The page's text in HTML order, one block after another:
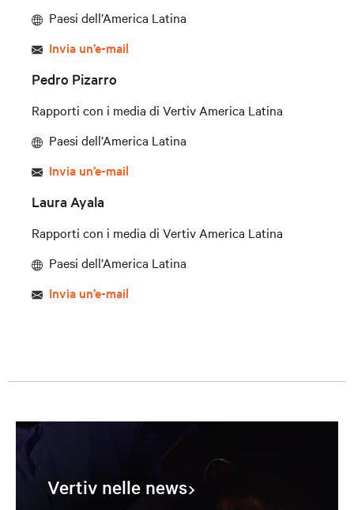
Paesi dell’America Latina
Invia un’e-mail
Pedro Pizarro
Rapporti con i media di Vertiv America Latina
Paesi dell’America Latina
Invia un’e-mail
Laura Ayala
Rapporti con i media di Vertiv America Latina
Paesi dell’America Latina
Invia un’e-mail
Vertiv nelle news